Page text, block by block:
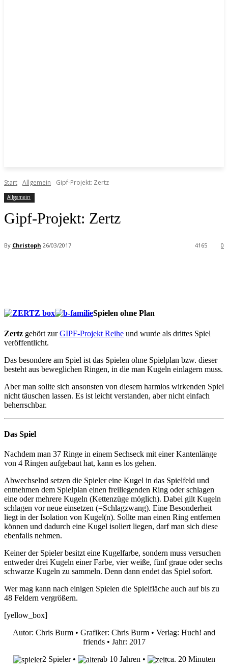
Start Allgemein Gipf-Projekt: Zertz
Allgemein
Gipf-Projekt: Zertz
By Christoph 26/03/2017 0
4165
Spielen ohne Plan
Zertz gehört zurGIPF-Projekt Reihe und wurde als drittes Spiel
veröffentlicht.
Das besondere am Spiel ist das Spielen ohne Spielplan bzw. dieser
besteht aus beweglichen Ringen, in die man Kugeln einlagern muss.
Aber man sollte sich ansonsten von diesem harmlos wirkenden Spiel
nicht täuschen lassen. Es ist leicht verstanden, aber nicht einfach
beherrschbar.
Das Spiel
Nachdem man 37 Ringe in einem Sechseck mit einer Kantenlänge
von 4 Ringen aufgebaut hat, kann es los gehen.
Abwechselnd setzen die Spieler eine Kugel in das Spielfeld und
entnehmen dem Spielplan einen freiliegenden Ring oder schlagen
eine oder mehrere Kugeln (Kettenzüge möglich). Dabei gilt Kugeln
schlagen vor neue einsetzen (=Schlagzwang). Eine Besonderheit
liegt in der Isolation von Kugel(n). Sollte man einen Ring entfernen
können und dadurch eine Kugel isoliert liegen, darf man sich diese
ebenfalls nehmen.
Keiner der Spieler besitzt eine Kugelfarbe, sondern muss versuchen
entweder drei Kugeln einer Farbe, vier weiße, fünf graue oder sechs
schwarze Kugeln zu sammeln. Denn dann endet das Spiel sofort.
Wer mag kann nach einigen Spielen die Spielfläche auch auf bis zu
48 Feldern vergrößern.
[yellow_box]
Autor: Chris Burm • Grafiker: Chris Burm • Verlag: Huch! and
friends • Jahr: 2017
2 Spieler •
ab 10 Jahren • ca. 20 Minuten